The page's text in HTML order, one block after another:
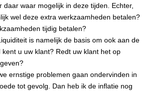
waar mogelijk in deze tijden. Echter,
wel deze extra werkzaamheden betalen?
tijdig betalen?
is namelijk de basis om ook aan de
u uw klant? Redt uw klant het op
ernstige problemen gaan ondervinden in
tot gevolg. Dan heb ik de inflatie nog